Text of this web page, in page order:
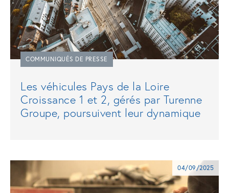
COMMUNIQUÉS DE PRESSE
Les véhicules Pays de la Loire
Croissance 1 et 2, gérés par Turenne
Groupe, poursuivent leur dynamique
04/09/2025